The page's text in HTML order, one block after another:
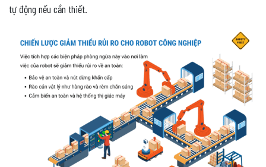
tự động nếu cần thiết.